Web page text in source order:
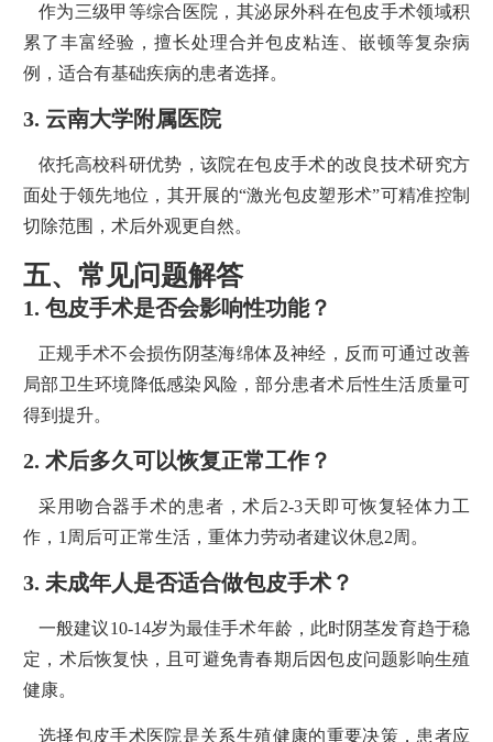
作为三级甲等综合医院，其泌尿外科在包皮手术领域积
累了丰富经验，擅长处理合并包皮粘连、嵌顿等复杂病
例，适合有基础疾病的患者选择。
3. 云南大学附属医院
依托高校科研优势，该院在包皮手术的改良技术研究方
面处于领先地位，其开展的“激光包皮塑形术”可精准控制
切除范围，术后外观更自然。
五、常见问题解答
1. 包皮手术是否会影响性功能？
正规手术不会损伤阴茎海绵体及神经，反而可通过改善
局部卫生环境降低感染风险，部分患者术后性生活质量可
得到提升。
2. 术后多久可以恢复正常工作？
采用吻合器手术的患者，术后2-3天即可恢复轻体力工
作，1周后可正常生活，重体力劳动者建议休息2周。
3. 未成年人是否适合做包皮手术？
一般建议10-14岁为最佳手术年龄，此时阴茎发育趋于稳
定，术后恢复快，且可避免青春期后因包皮问题影响生殖
健康。
选择包皮手术医院是关系生殖健康的重要决策，患者应